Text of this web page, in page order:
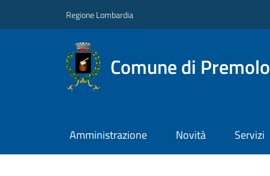
Regione Lombardia
Comune di Premolo
Amministrazione Novità Servizi